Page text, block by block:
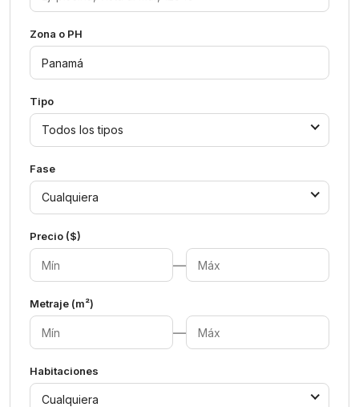
Zona o PH
Tipo
Todos los tipos
Fase
Cualquiera
Precio ($)
—
Metraje (m²)
—
Habitaciones
Cualquiera